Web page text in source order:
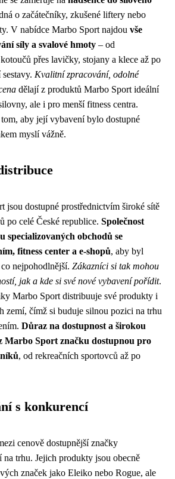
o začátečníky, zkušené liftery nebo
V nabídce Marbo Sport najdou vše
síly a svalové hmoty – od
přes lavičky, stojany a klece až po
Kvalitní zpracování, odolné
dělají z produktů Marbo Sport ideální
ale i pro menší fitness centra.
aby její vybavení bylo dostupné
myslí vážně.
jsou dostupné prostřednictvím široké sítě
po celé České republice. Společnost
specializovaných obchodů se
fitness center a e-shopů, aby byl
nejpohodlnější. Zákazníci si tak mohou
jak a kde si své nové vybavení pořídit.
Marbo Sport distribuuje své produkty i
zemí, čímž si buduje silnou pozici na trhu
Důraz na dostupnost a širokou
Marbo Sport značku dostupnou pro
, od rekreačních sportovců až po
s konkurencí
cenově dostupnější značky
trhu. Jejich produkty jsou obecně
značek jako Eleiko nebo Rogue, ale